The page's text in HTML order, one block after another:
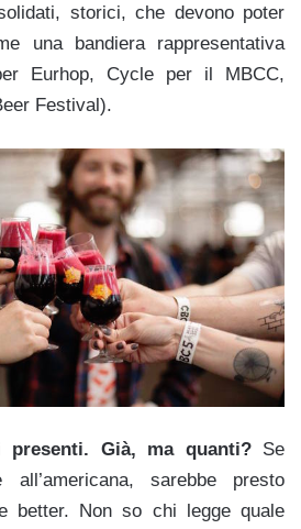
storici, che devono poter
una bandiera rappresentativa
Eurhop, Cycle per il MBCC,
Festival).
Già, ma quanti?Se
all’americana, sarebbe presto
better. Non so chi legge quale